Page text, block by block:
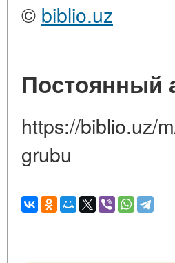
© biblio.uz
Постоянный
https://biblio.uz/
grubu